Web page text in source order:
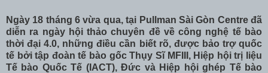
Ngày 18 tháng 6 vừa qua, tại Pullman Sài Gòn Centre đã
diễn ra ngày hội thảo chuyên đề về công nghệ tế bào
thời đại 4.0, những điều cần biết rõ, được bảo trợ quốc
tế bởi tập đoàn tế bào gốc Thụy Sĩ MFIII, Hiệp hội trị liệu
Tế bào Quốc Tế (IACT), Đức và Hiệp hội ghép Tế bào